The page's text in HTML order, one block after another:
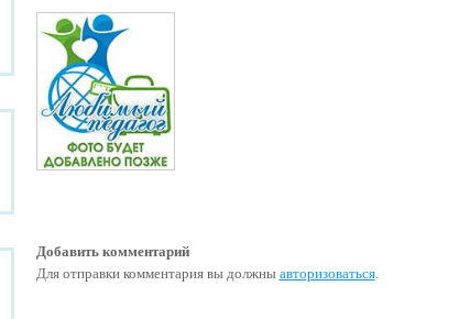
Добавить комментарий
Для отправки комментария вы должны авторизоваться.